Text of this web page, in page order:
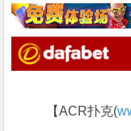
【ACR扑克(